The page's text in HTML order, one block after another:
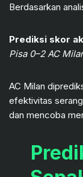
Berdasarkan
Prediksi skor
Pisa 0–2 AC
AC Milan
efektivitas
dan mencoba